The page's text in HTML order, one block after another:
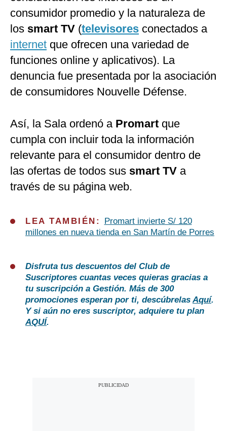
consumidor promedio y la naturaleza de
los smart TV (televisores conectados a
internet que ofrecen una variedad de
funciones online y aplicativos). La
denuncia fue presentada por la asociación
de consumidores Nouvelle Défense.
Así, la Sala ordenó a Promart que
cumpla con incluir toda la información
relevante para el consumidor dentro de
las ofertas de todos sus smart TV a
través de su página web.
LEA TAMBIÉN:
Promart invierte S/ 120
millones en nueva tienda en San Martín de Porres
Disfruta tus descuentos del Club de
Suscriptores cuantas veces quieras gracias a
tu suscripción a Gestión. Más de 300
promociones esperan por ti, descúbrelasAquí.
Y si aún no eres suscriptor, adquiere tu plan
AQUÍ.